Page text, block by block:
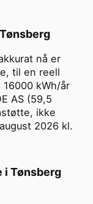
Tønsberg
nå er
til en reell
kWh/år
AS (59,5
ikke
2026 kl.
i Tønsberg